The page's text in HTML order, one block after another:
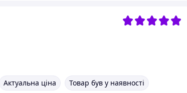
Актуальна ціна
Товар був у наявності